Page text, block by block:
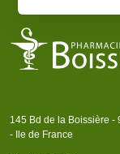
145 Bd de la Boissière -
- Ile de France